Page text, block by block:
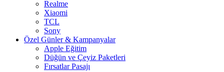
Realme
Xiaomi
TCL
Sony
Özel Günler & Kampanyalar
Apple Eğitim
Düğün ve Çeyiz Paketleri
Fırsatlar Pasajı